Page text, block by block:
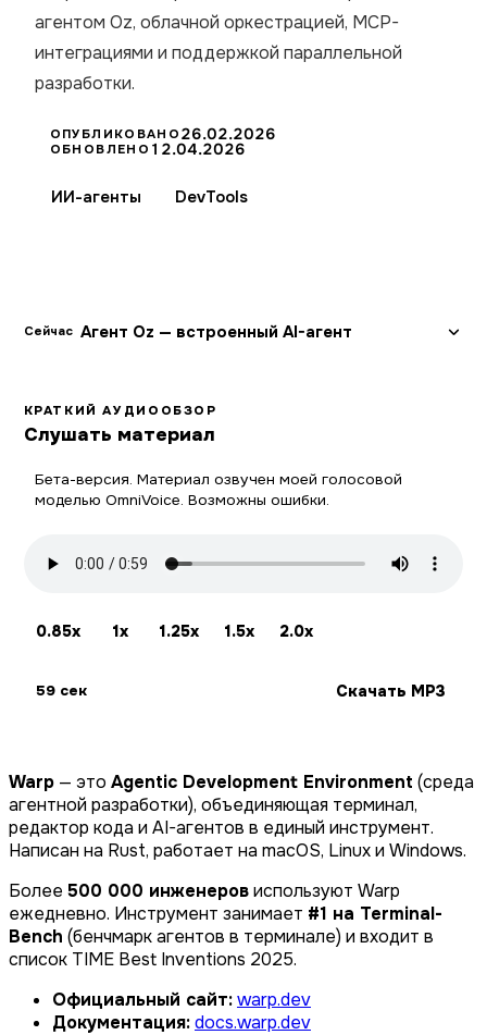
агентом Oz, облачной оркестрацией, MCP-
интеграциями и поддержкой параллельной
разработки.
ОПУБЛИКОВАНО 26.02.2026
ОБНОВЛЕНО 12.04.2026
ИИ-агенты DevTools
Сейчас Агент Oz — встроенный AI-агент
КРАТКИЙ АУДИООБЗОР
Слушать материал
Бета-версия. Материал озвучен моей голосовой
моделью OmniVoice. Возможны ошибки.
0.85x 1x 1.25x 1.5x 2.0x
59 сек Скачать MP3
Warp — это Agentic Development Environment (среда
агентной разработки), объединяющая терминал,
редактор кода и AI-агентов в единый инструмент.
Написан на Rust, работает на macOS, Linux и Windows.
Более 500 000 инженеровиспользуют Warp
ежедневно. Инструмент занимает #1 на Terminal-
Bench (бенчмарк агентов в терминале) и входит в
список TIME Best Inventions 2025.
Официальный сайт:warp.dev
Документация:docs.warp.dev